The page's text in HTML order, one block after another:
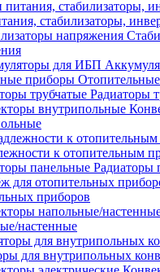
стабилизаторы,
Радиаторы
к отопительным
Радиаторы
приборов
настенные
для внутрипольных